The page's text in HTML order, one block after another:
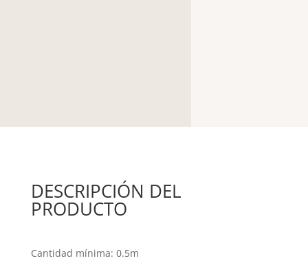
DESCRIPCIÓN DEL
PRODUCTO
Cantidad mínima: 0.5m